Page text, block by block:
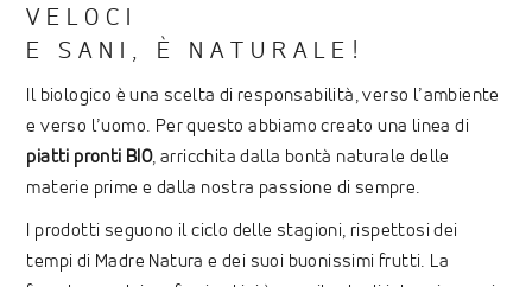
VELOCI
E SANI, È NATURALE!
Il biologico è una scelta di responsabilità, verso l’ambiente
e verso l’uomo. Per questo abbiamo creato una linea di
piatti pronti BIO, arricchita dalla bontà naturale delle
materie prime e dalla nostra passione di sempre.
I prodotti seguono il ciclo delle stagioni, rispettosi dei
tempi di Madre Natura e dei suoi buonissimi frutti. La